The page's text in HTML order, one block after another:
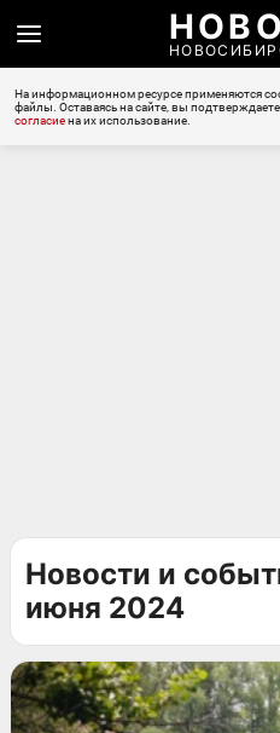
На информационном ресурсе применяются
файлы. Оставаясь на сайте, вы
согласиена их использование.
Новости и
июня 2024